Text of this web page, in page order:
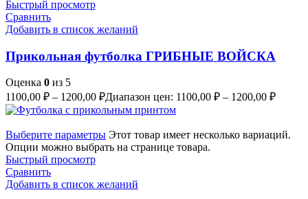
Быстрый просмотр
Сравнить
Добавить в список желаний
Прикольная футболка ГРИБНЫЕ ВОЙСКА
Оценка 0 из 5
1100,00 ₽ – 1200,00 ₽Диапазон цен: 1100,00 ₽ – 1200,00 ₽
Выберите параметры Этот товар имеет несколько вариаций.
Опции можно выбрать на странице товара.
Быстрый просмотр
Сравнить
Добавить в список желаний